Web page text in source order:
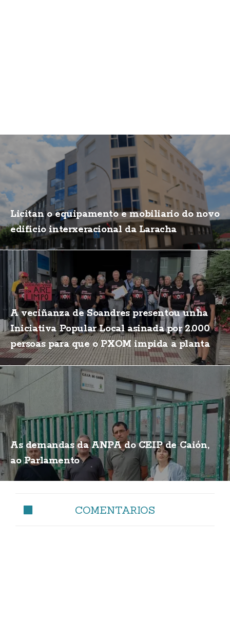
Licitan o equipamento e mobiliario do novo
edificio interxeracional da Laracha
A veciñanza de Soandres presentou unha
Iniciativa Popular Local asinada por 2.000
persoas para que o PXOM impida a planta
de biogás
As demandas da ANPA do CEIP de Caión,
ao Parlamento
COMENTARIOS